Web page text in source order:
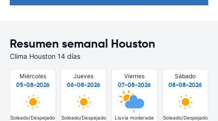
Resumen semanal Houston
Clima Houston 14 días
Miércoles
05-08-2026
Soleado/Despejado
Jueves
06-08-2026
Soleado/Despejado
Viernes
07-08-2026
Lluvia moderada
Sábado
08-08-2026
Soleado/Despejado